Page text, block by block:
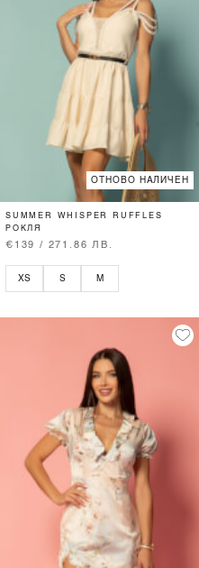
ОТНОВО НАЛИЧЕН
SUMMER WHISPER RUFFLES
РОКЛЯ
€139 / 271.86 ЛВ.
XS S M